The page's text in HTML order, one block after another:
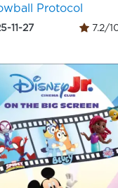
Protocol
11-27 7.2/